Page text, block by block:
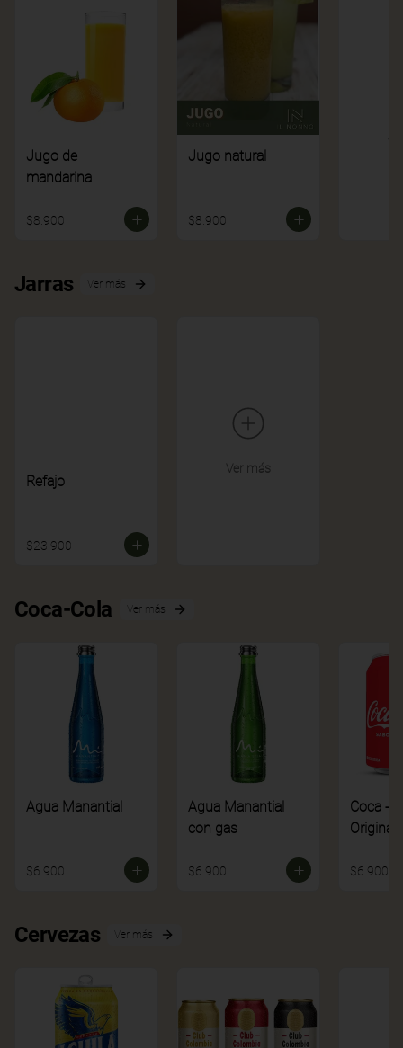
Jugo de
mandarina
$8.900
Jugo natural
$8.900
Jarras Ver más
Refajo
$23.900
Ver más
Coca-Cola Ver más
Agua Manantial
$6.900
Agua Manantial
con gas
$6.900
Coca -
Original
$6.900
Cervezas Ver más